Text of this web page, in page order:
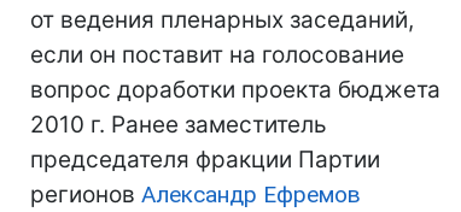
от ведения пленарных заседаний,
если он поставит на голосование
вопрос доработки проекта бюджета
2010 г. Ранее заместитель
председателя фракции Партии
регионов Александр Ефремов